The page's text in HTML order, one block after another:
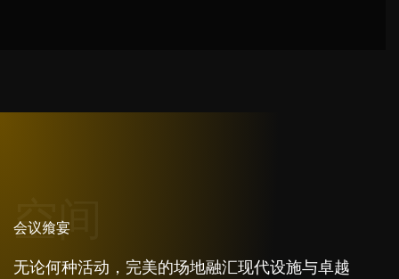
空间
会议飨宴
无论何种活动，完美的场地融汇现代设施与卓越